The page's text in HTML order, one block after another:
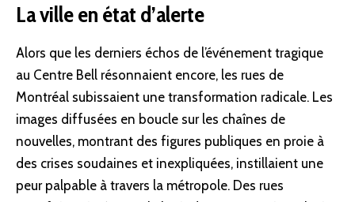
La ville en état d’alerte
Alors que les derniers échos de l’événement tragique
au Centre Bell résonnaient encore, les rues de
Montréal subissaient une transformation radicale. Les
images diffusées en boucle sur les chaînes de
nouvelles, montrant des figures publiques en proie à
des crises soudaines et inexpliquées, instillaient une
peur palpable à travers la métropole. Des rues